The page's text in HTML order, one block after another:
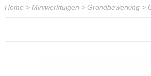
Home > Miniwerktuigen > Grondbewerking >